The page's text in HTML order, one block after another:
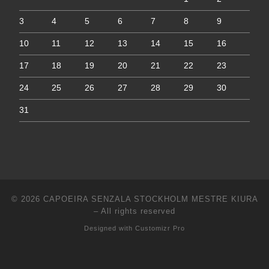
3 4 5 6 7 8 9
10 11 12 13 14 15 16
17 18 19 20 21 22 23
24 25 26 27 28 29 30
31
© 2026 CAPOEIRA SENZALA STOCKHOLM MESTRE KIURA
– All rights reserved
Designed with Customizr Pro